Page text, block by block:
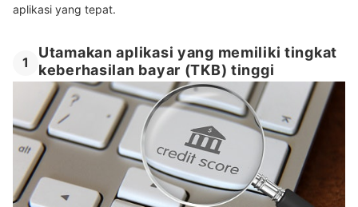
aplikasi yang tepat.
1
Utamakan aplikasi yang memiliki tingkat
keberhasilan bayar (TKB) tinggi